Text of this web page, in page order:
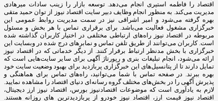
اقتصاد را فاطمه استیری انجام می‌دهد. توسعه بازار را زینب سادات میرهادی
مدیریت می‌کند. به منظور انجام وظایف دبیر سایت اقتصاد نیوز از توان حمید متقی
بهره گرفته می‌شود و امیر اشراقی نیز در سمت مدیریت روابط عمومی این
خبرگزاری مشغول فعالیت می‌باشد. برای برقراری تماس با هر بخش و مسئول
مربوطه در اقتصاد نیوز راه‌های ارتباطی مختلفی در اختیار کاربران گذاشته شده
است. کاربران می‌توانند از طریق تلفن تماس و نمابرهای درج شده در وبسایت این
خبرگزاری با بخش مدنظر ارتباط برقرار کنند. از دیگر خدماتی که در اقتصاد نیوز
ارائه می‌شود، انجام تبلیغات بنری و رپورتاژ آگهی برای سایر سایت‌هایی است که
تمایل دارند تا از پتانسیل‌های این خبرگزاری پربازدید برای بهبود وضعیت سایت خود
بهره ببرند. در صفحه تماس با شما می‌توانید، راه‌های تماس برای هماهنگی و
پذیرش آگهی را در بخش‌های مختلف گروه رسانه‌ای دنیای اقتصاد را مشاهده نمایید.
لازم به یادآوری است که موضوعات اقتصادنیوز بورس، اقتصاد نیوز ارز دیجیتال،
اقتصاد نیوز قیمت ارز، اقتصاد نیوز خودرو از پربازدیدترین های روزانه هستند.